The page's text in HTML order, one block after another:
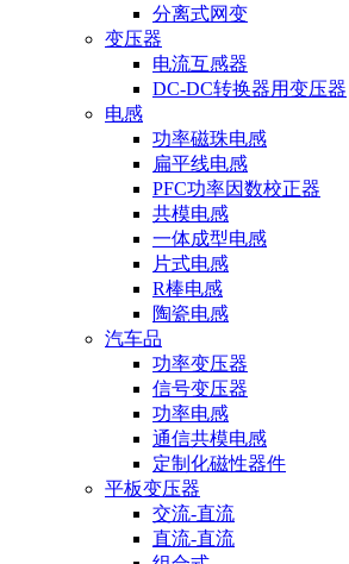
分离式网变
变压器
电流互感器
DC-DC转换器用变压器
电感
功率磁珠电感
扁平线电感
PFC功率因数校正器
共模电感
一体成型电感
片式电感
R棒电感
陶瓷电感
汽车品
功率变压器
信号变压器
功率电感
通信共模电感
定制化磁性器件
平板变压器
交流-直流
直流-直流